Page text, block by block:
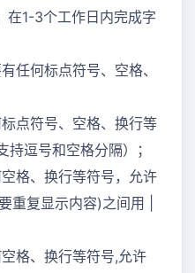
在1-3个工作日内完成字
任何标点符号、空格、
点符号、空格、换行等
逗号和空格分隔）；
格、换行等符号，允许
重复显示内容)之间用 |
格、换行等符号,允许